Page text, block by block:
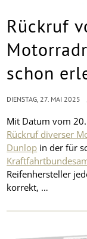
Rückruf
schon
Mit Datum vom
Rückruf diverser
Dunlop in der für
Reifenhersteller
korrekt, …
DIENSTAG, 27. MAI 2025